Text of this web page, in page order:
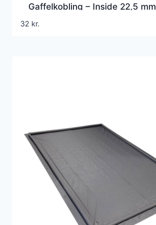
Gaffelkobling – Inside 22,5 mm
32 kr.